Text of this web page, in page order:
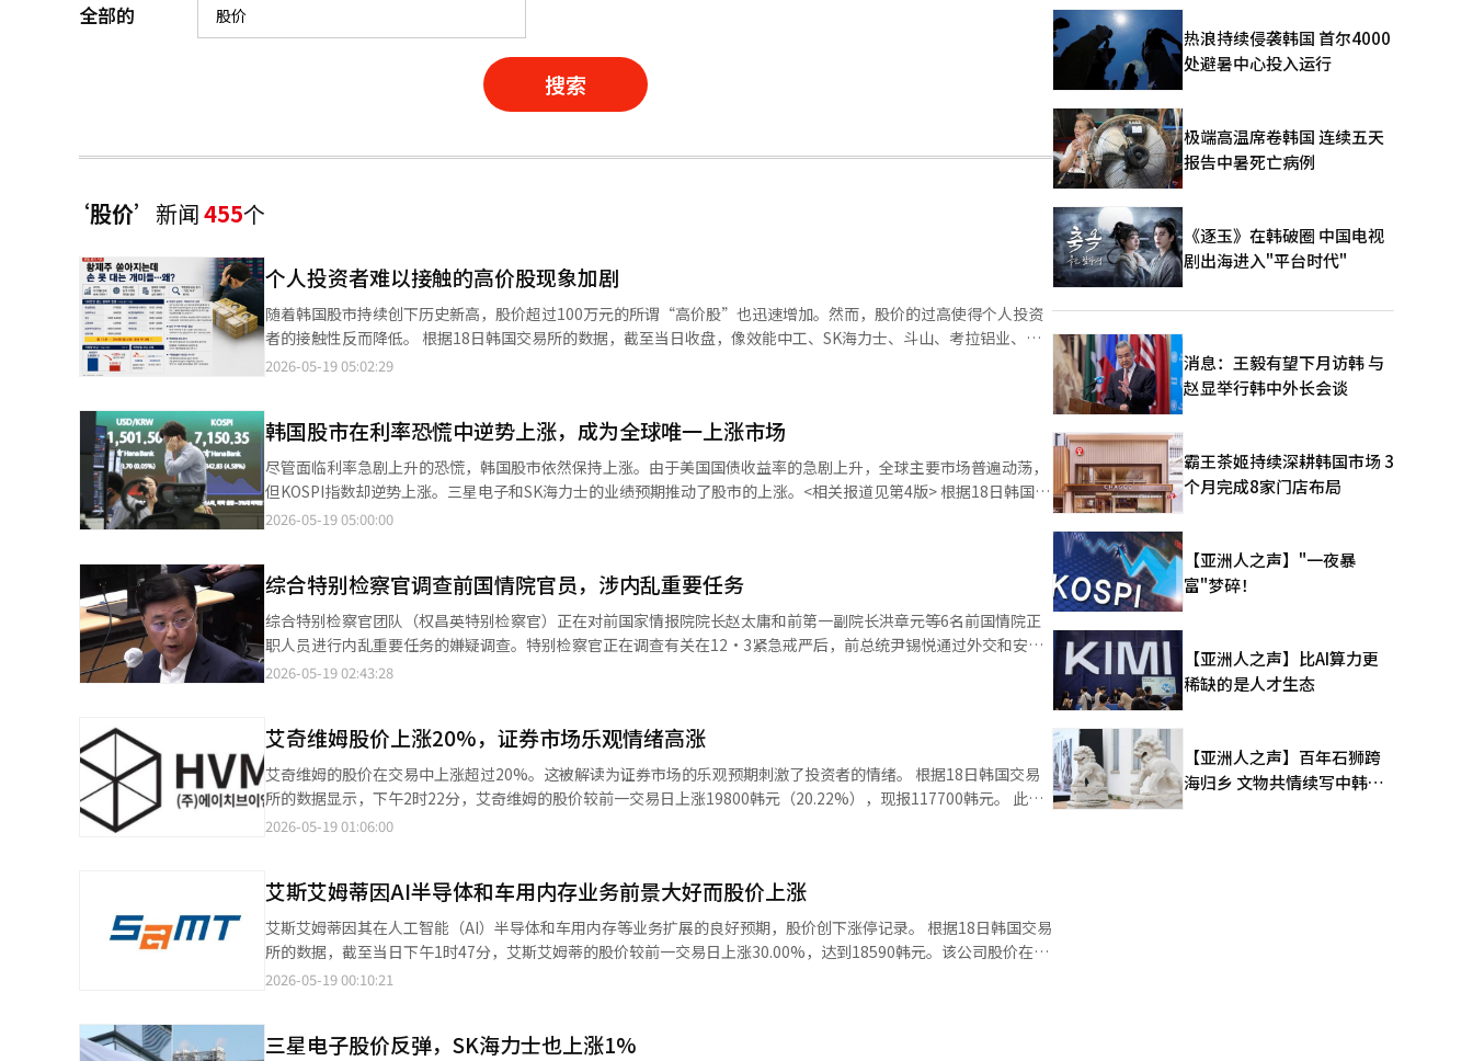
全部的
搜索
‘股价’ 新闻455个
个人投资者难以接触的高价股现象加剧
随着韩国股市持续创下历史新高，股价超过100万元的所谓“高价股”也迅速增加。然而，股价的过高使得个人投资
者的接触性反而降低。 根据18日韩国交易所的数据，截至当日收盘，像效能中工、SK海力士、斗山、考拉铝业、三
星生物制药、三养食品、韩华航空航天、HD现代电气、SK平方、三星电气、太光工业等共11家公司成为高价股。这
券则因内存市场的改善和盈利能力的提升，将SK海力士的目标股价上调至320万元。 然而，股价的上涨并不一定是个
人投资者的好消息。30岁的职员A表示：“虽然很多人预测SK海力士的股价会继续上涨，但1股的价格让我感到负
担，”并表示“只是在考虑买入，却无法做出决定。”另一位20岁的职员B也提到：“我现在无法购买SK海力士，因
此选择了增加对三星电子的投资。” 实际交易量也显示出类似的趋势。根据15日的数据，三星电子的交易量为3808
万股，而11只高价股的交易量合计仅约为1065万股。即使将所有高价股的交易量相加，也仅占三星电子交易量的约
以降低每股价格。这被认为可以提高个人投资者的接触性，并扩大交易流动性。SK电信（2000年进行10比1拆分，
2021年进行5比1拆分）、阿莫瑞太平洋（2015年进行10比1拆分）、三星电子（2018年进行50比1拆分）等是高价
股时期进行股票拆分的代表案例。 不过，市场上也有观点认为不必对股票拆分赋予过多意义。尽管拆分可以提高交易
的便利性和流动性，但并不会改变企业的业绩或本质价值。一位业内人士表示：“股票拆分并不会改变企业的基本
面，最终股价的长期走势还是由业绩和市场状况决定。”※ 本报道经人工智能（AI）系统翻译与编辑。
2026-05-19 05:02:29
韩国股市在利率恐慌中逆势上涨，成为全球唯一上涨市场
尽管面临利率急剧上升的恐慌，韩国股市依然保持上涨。由于美国国债收益率的急剧上升，全球主要市场普遍动荡，
但KOSPI指数却逆势上涨。三星电子和SK海力士的业绩预期推动了股市的上涨。<相关报道见第4版> 根据18日韩国交
易所的数据，KOSPI指数收盘上涨22.86点（0.31%），报7516.04点。开盘时，KOSPI指数一度下跌超过4%，跌至
KOSPI指数相对，全球其他股市因美国国债收益率的急剧上升而普遍下跌。15日（当地时间），美国道琼斯工业平均
指数下跌1.07%，标准普尔500指数下跌1.24%，纳斯达克指数下跌1.54%。亚洲和欧洲股市也延续了疲软的趋势。
截至当天下午3时30分，日本日经225指数下跌0.97%，香港恒生指数下跌1.56%，香港H指数下跌1.48%，台湾加权
指数下跌0.68%。上海B股指数下跌2.56%，深圳B股指数下跌1.10%，上海综合指数和深圳综合指数分别下跌0.46%
和0.35%。在主要国家的股市中，只有KOSPI指数呈现上涨趋势。 证券界预计，由于债券收益率的急剧上升，股市在
益率突破4.5%，30年期国债收益率超过5%。美联储的紧缩政策持续的担忧也再次浮现。英国、德国、法国等欧洲主
要国家以及日本、台湾等亚洲地区的债券收益率也呈现同步上升的趋势。 利率的上升还导致企业融资成本增加，给成
长型股票的估值带来压力，刺激了以科技股为主的抛售潮。路透社指出，在美国标准普尔500指数的12个月前瞻市盈
率（PER）远高于长期平均水平的情况下，利率的上升进一步加剧了对股价高估的担忧。代信证券研究员李京敏表
示：“美国10年期国债收益率已升至4.6%，持续抑制风险资产的偏好，但半导体行业的低价买入推动了KOSPI的强
2026-05-19 05:00:00
综合特别检察官调查前国情院官员，涉内乱重要任务
综合特别检察官团队（权昌英特别检察官）正在对前国家情报院院长赵太庸和前第一副院长洪章元等6名前国情院正
职人员进行内乱重要任务的嫌疑调查。特别检察官正在调查有关在12·3紧急戒严后，前总统尹锡悦通过外交和安全
线向外界传达正当化戒严的信息的疑虑。 特别检察官金志美在18日于京畿道果川市的综合特别检察官办公室举行的
调查确认，赵前院长在与尹前总统会面后，召开了国情院内部的正职会议和部门长会议。 特别检察官已于19日向赵
前院长发出首次传唤通知，但赵前院长未予回应。对洪前副院长的传唤通知则于当天发出，要求其于22日出席。 此
外，特别检察官还在确认戒严宣布后，国情院是否与美国情报机构等接触，参与传达支持戒严的信息。尽管如此，特
别检察官在当天的简报中对具体的嫌疑内容或信息传达的经过保持沉默。 此前，特别检察官还将国家安全室前室长申
元植和前第一副院长金泰效也列为内乱重要任务的嫌疑被告。金前副院长在15日后再次以被告身份接受特别检察官的
前检察总长沈宇正相关的调查也在继续。特别检察官已完成对沈前总长内乱重要任务等嫌疑的相关搜查令执行，并于
当天开始对在光州中心的“大检察厅内部网络‘伊普罗斯’”服务器的首次取证。 此外，特别检察官还在调查有关阳
平高速公路路线变更的疑虑、官邸迁移的疑虑、德国汽车公司股价操纵事件的调查掩盖疑虑、统一教远征赌博调查相
关的疑虑等。上周，特别检察官调查了9名被告和42名证人。 另一方面，综合特别检察官将在24日首次调查期限90天
到期之际，向总统和国会提交调查期限延长的报告。根据特别检察官法，调查期限可以延长两次，每次30天。※ 本
2026-05-19 02:43:28
艾奇维姆股价上涨20%，证券市场乐观情绪高涨
艾奇维姆的股价在交易中上涨超过20%。这被解读为证券市场的乐观预期刺激了投资者的情绪。 根据18日韩国交易
所的数据显示，下午2时22分，艾奇维姆的股价较前一交易日上涨19800韩元（20.22%），现报117700韩元。 此
前，梅里茨证券发布报告，预计艾奇维姆各业务部门将实现增长和业绩改善。 梅里茨证券研究员郑志秀表示：“第一
为业绩改善的主要推动力。” 他进一步指出：“2026年各业务部门的销售额预计为：现有产品53亿韩元（下降
27.2%），航天764亿韩元（增长93.3%），航空防务130亿韩元（增长76.7%），半导体与电子电气182亿韩元（增
长47.9%）。”他认为，除了现有产品外，所有业务部门都将实现显著增长。 他还表示：“全球最大的民营航天企业
的新型火箭将在本周开始今年的首次发射，预计发射频率将迅速增加，新的火箭发动机部件的供应量将在下半年大幅
增加。”他补充说：“通过上个月发行的920亿韩元规模的可转换债券，我们计划扩大额外的生产设施，第三工厂的
2026-05-19 01:06:00
艾斯艾姆蒂因AI半导体和车用内存业务前景大好而股价上涨
艾斯艾姆蒂因其在人工智能（AI）半导体和车用内存等业务扩展的良好预期，股价创下涨停记录。 根据18日韩国交易
所的数据，截至当日下午1时47分，艾斯艾姆蒂的股价较前一交易日上涨30.00%，达到18590韩元。该公司股价在上
个月曾处于7000韩元区间，近期迅速攀升，突破了18000韩元。 由于艾斯艾姆蒂的股价在本月表现出急剧上升的趋
电子元件。2000年在科斯达克市场上市。 近期，艾斯艾姆蒂正围绕CMOS图像传感器（CIS）、车用内存和AI半导体
2026-05-19 00:10:21
三星电子股价反弹，SK海力士也上涨1%
热浪持续侵袭韩国 首尔4000
处避暑中心投入运行
极端高温席卷韩国 连续五天
报告中暑死亡病例
《逐玉》在韩破圈 中国电视
剧出海进入"平台时代"
消息：王毅有望下月访韩 与
赵显举行韩中外长会谈
霸王茶姬持续深耕韩国市场 3
个月完成8家门店布局
【亚洲人之声】"一夜暴
富"梦碎！
【亚洲人之声】比AI算力更
稀缺的是人才生态
【亚洲人之声】百年石狮跨
海归乡 文物共情续写中韩人